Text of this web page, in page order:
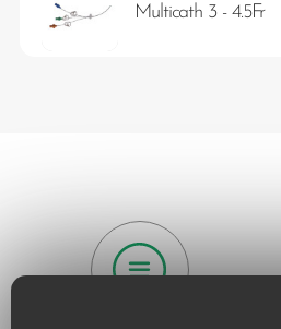
Multicath 3 - 4.5Fr